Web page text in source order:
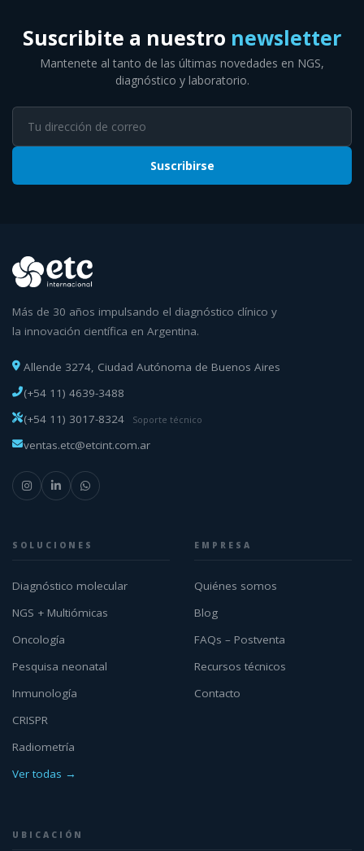
Suscribite a nuestro newsletter
Mantenete al tanto de las últimas novedades en NGS,
diagnóstico y laboratorio.
Suscribirse
Más de 30 años impulsando el diagnóstico clínico y
la innovación científica en Argentina.
Allende 3274, Ciudad Autónoma de Buenos Aires
(+54 11) 4639-3488
(+54 11) 3017-8324
Soporte técnico
ventas.etc@etcint.com.ar
SOLUCIONES
Diagnóstico molecular
NGS + Multiómicas
Oncología
Pesquisa neonatal
Inmunología
CRISPR
Radiometría
Ver todas →
EMPRESA
Quiénes somos
Blog
FAQs – Postventa
Recursos técnicos
Contacto
UBICACIÓN